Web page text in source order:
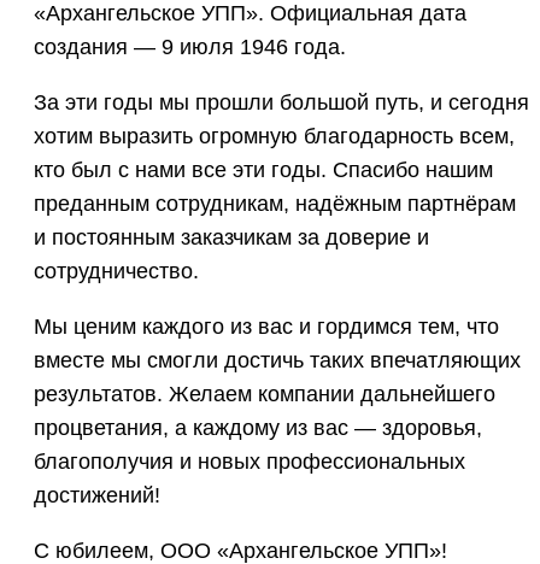
«Архангельское УПП». Официальная дата
создания — 9 июля 1946 года.
За эти годы мы прошли большой путь, и сегодня
хотим выразить огромную благодарность всем,
кто был с нами все эти годы. Спасибо нашим
преданным сотрудникам, надёжным партнёрам
и постоянным заказчикам за доверие и
сотрудничество.
Мы ценим каждого из вас и гордимся тем, что
вместе мы смогли достичь таких впечатляющих
результатов. Желаем компании дальнейшего
процветания, а каждому из вас — здоровья,
благополучия и новых профессиональных
достижений!
С юбилеем, ООО «Архангельское УПП»!